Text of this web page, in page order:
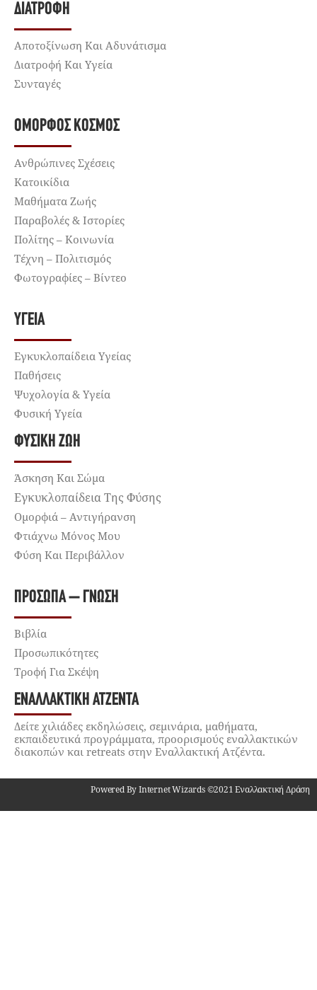
ΔΙΑΤΡΟΦΉ
Αποτοξίνωση Και Αδυνάτισμα
Διατροφή Και Υγεία
Συνταγές
ΌΜΟΡΦΟΣ ΚΌΣΜΟΣ
Ανθρώπινες Σχέσεις
Κατοικίδια
Μαθήματα Ζωής
Παραβολές & Ιστορίες
Πολίτης – Κοινωνία
Τέχνη – Πολιτισμός
Φωτογραφίες – Βίντεο
ΥΓΕΊΑ
Εγκυκλοπαίδεια Υγείας
Παθήσεις
Ψυχολογία & Υγεία
Φυσική Υγεία
ΦΥΣΙΚΉ ΖΩΉ
Άσκηση Και Σώμα
Εγκυκλοπαίδεια Της Φύσης
Ομορφιά – Αντιγήρανση
Φτιάχνω Μόνος Μου
Φύση Και Περιβάλλον
ΠΡΌΣΩΠΑ – ΓΝΏΣΗ
Βιβλία
Προσωπικότητες
Τροφή Για Σκέψη
ΕΝΑΛΛΑΚΤΙΚΉ ΑΤΖΈΝΤΑ
Δείτε χιλιάδες εκδηλώσεις, σεμινάρια, μαθήματα,
εκπαιδευτικά προγράμματα, προορισμούς εναλλακτικών
διακοπών και retreats στην Εναλλακτική Ατζέντα.
Powered By Internet Wizards ©2021 Εναλλακτική Δράση